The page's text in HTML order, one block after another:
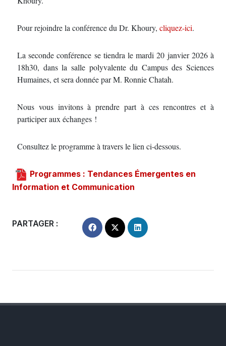
Pour rejoindre la conférence du Dr. Khoury, cliquez-ici.
La seconde conférence se tiendra le mardi 20 janvier 2026 à
18h30, dans la salle polyvalente du Campus des Sciences
Humaines, et sera donnée par M. Ronnie Chatah.
Nous vous invitons à prendre part à ces rencontres et à
participer aux échanges !
Consultez le programme à travers le lien ci-dessous.
Programmes : Tendances Émergentes en
Information et Communication
PARTAGER :